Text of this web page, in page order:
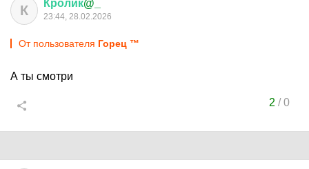
К Кролик@_
23:44, 28.02.2026
От пользователя Горец ™
А ты смотри
2 /0